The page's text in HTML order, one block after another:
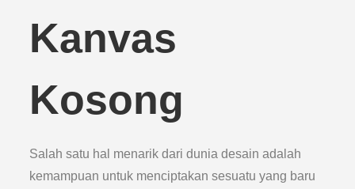
Kanvas
Kosong
Salah satu hal menarik dari dunia desain adalah
kemampuan untuk menciptakan sesuatu yang baru